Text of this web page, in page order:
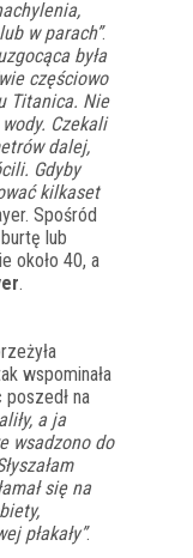
w parach”.
była
częściowo
Titanica. Nie
Czekali
dalej,
Gdyby
kilkaset
Spośród
lub
około 40, a
.
wspominała
na
a ja
wsadzono do
się na
płakały”.